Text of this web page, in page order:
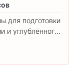
для подготовки
и углублённого